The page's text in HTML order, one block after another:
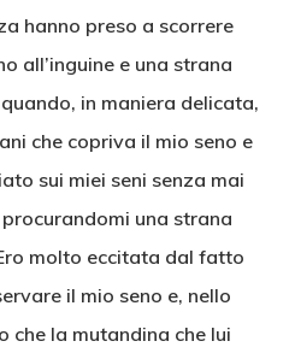
hanno preso a scorrere
all’inguine e una strana
in maniera delicata,
che copriva il mio seno e
sui miei seni senza mai
una strana
molto eccitata dal fatto
il mio seno e, nello
che la mutandina che lui